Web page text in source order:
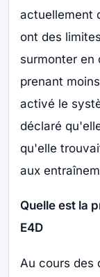
actuellement
ont des
surmonter en
prenant
activé le
déclaré
qu'elle
aux
Quelle est la
E4D
Au cours des